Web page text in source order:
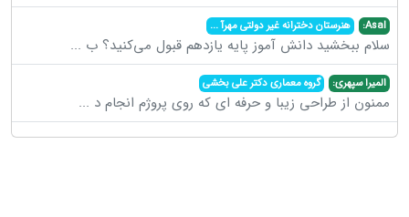
Asal: هنرستان دخترانه غیر دولتی مهرآ...
سلام ببخشید دانش آموز پایه یازدهم قبول می‌کنید؟ ب ...
المیرا سپهری: گروه معماری دکتر علی بخشی
ممنون از طراحی زیبا و حرفه ای که روی پروژم انجام د ...